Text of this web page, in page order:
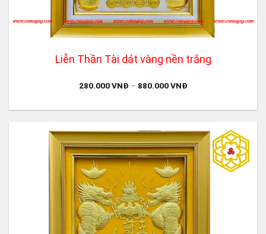
Liễn Thần Tài dát vàng nền trắng
280.000VNĐ – 880.000VNĐ